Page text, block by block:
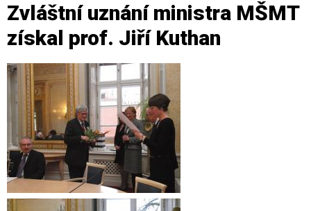
Zvláštní uznání ministra MŠMT
získal prof. Jiří Kuthan